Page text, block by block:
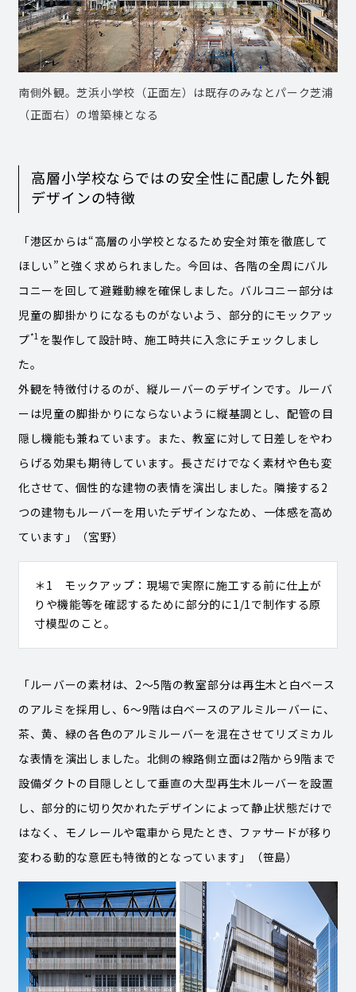
南側外観。芝浜小学校（正面左）は既存のみなとパーク芝浦
（正面右）の増築棟となる
高層小学校ならではの安全性に配慮した外観
デザインの特徴
「港区からは“高層の小学校となるため安全対策を徹底して
ほしい”と強く求められました。今回は、各階の全周にバル
コニーを回して避難動線を確保しました。バルコニー部分は
児童の脚掛かりになるものがないよう、部分的にモックアッ
プ*1 を製作して設計時、施工時共に入念にチェックしまし
た。
外観を特徴付けるのが、縦ルーバーのデザインです。ルーバ
ーは児童の脚掛かりにならないように縦基調とし、配管の目
隠し機能も兼ねています。また、教室に対して日差しをやわ
らげる効果も期待しています。長さだけでなく素材や色も変
化させて、個性的な建物の表情を演出しました。隣接する2
つの建物もルーバーを用いたデザインなため、一体感を高め
ています」（宮野）
＊1 モックアップ：現場で実際に施工する前に仕上が
りや機能等を確認するために部分的に1/1で制作する原
寸模型のこと。
「ルーバーの素材は、2～5階の教室部分は再生木と白ベース
のアルミを採用し、6～9階は白ベースのアルミルーバーに、
茶、黄、緑の各色のアルミルーバーを混在させてリズミカル
な表情を演出しました。北側の線路側立面は2階から9階まで
設備ダクトの目隠しとして垂直の大型再生木ルーバーを設置
し、部分的に切り欠かれたデザインによって静止状態だけで
はなく、モノレールや電車から見たとき、ファサードが移り
変わる動的な意匠も特徴的となっています」（笹島）